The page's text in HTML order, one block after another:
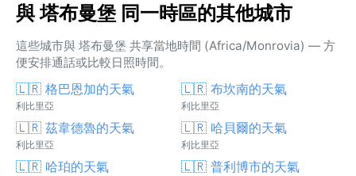
與 塔布曼堡 同一時區的其他城市
這些城市與 塔布曼堡 共享當地時間 (Africa/Monrovia) — 方
便安排通話或比較日照時間。
🇱🇷 格巴恩加的天氣
利比里亞
🇱🇷 布坎南的天氣
利比里亞
🇱🇷 茲韋德魯的天氣
利比里亞
🇱🇷 哈貝爾的天氣
利比里亞
🇱🇷 哈珀的天氣 🇱🇷 普利博市的天氣